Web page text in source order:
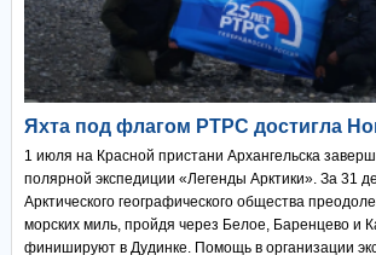
Яхта под флагом РТРС достигла
1 июля на Красной пристани Архангельска
полярной экспедиции «Легенды Арктики». За 31
Арктического географического общества
морских миль, пройдя через Белое, Баренцево и
финишируют в Дудинке. Помощь в организации